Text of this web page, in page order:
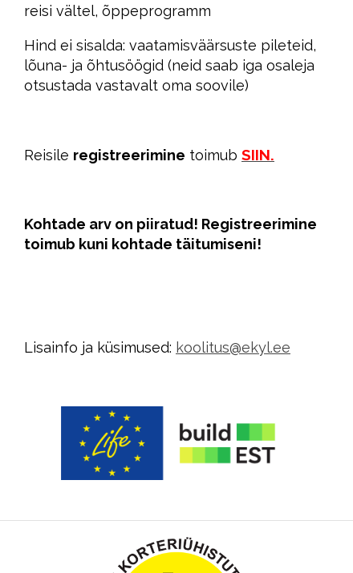
reisi vältel, õppeprogramm
Hind ei sisalda: vaatamisväärsuste pileteid,
lõuna- ja õhtusöögid (neid saab iga osaleja
otsustada vastavalt oma soovile)
Reisile registreerimine toimub SIIN.
Kohtade arv on piiratud! Registreerimine
toimub kuni kohtade täitumiseni!
Lisainfo ja küsimused: koolitus@ekyl.ee